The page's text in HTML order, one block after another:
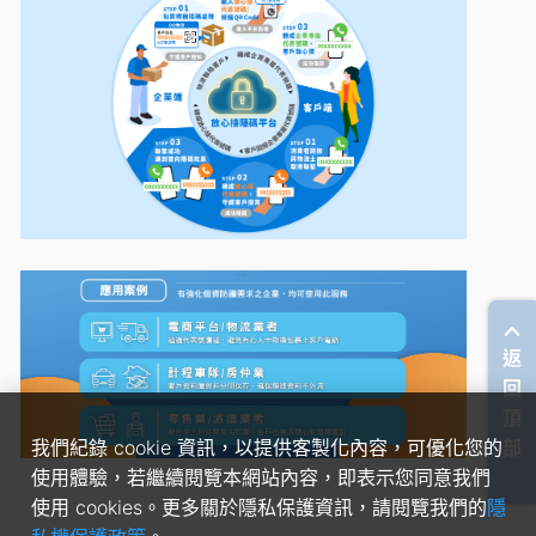
返
回
我們紀錄 cookie 資訊，以提供客製化內容，可優化您的
使用體驗，若繼續閱覽本網站內容，即表示您同意我們
使用 cookies。更多關於隱私保護資訊，請閱覽我們的隱